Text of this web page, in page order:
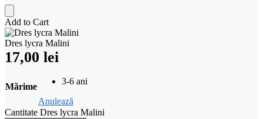
Add to Cart
Dres lycra Malini
17,00 lei
Mărime
3-6 ani
Anulează
Cantitate Dres lycra Malini